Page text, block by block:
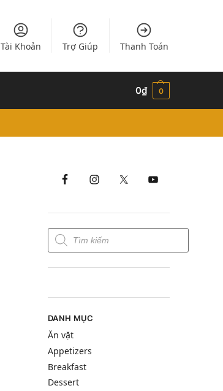
Tài Khoản Trợ Giúp Thanh Toán
0₫ 0
DANH MỤC
Ăn vặt
Appetizers
Breakfast
Dessert